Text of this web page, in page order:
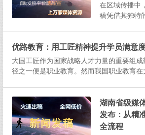
在区域传播中
稿凭借其独特
障传播质量，
果，都有一套
以下为详细解
性，奠定传播
体...
优路教育：用工匠精神提升学员满意
大国工匠作为国家战略人才力量的重要组
径之一便是职业教育。然而我国职业教育
国工匠...
湖南省级媒
发布：从精
全流程